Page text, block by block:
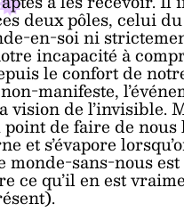
deux pôles, celui
en-soi ni
incapacité à
le confort de
manifeste,
vision de l’invisible.
de faire de nous
et s’évapore
sans-nous
ce qu’il en est